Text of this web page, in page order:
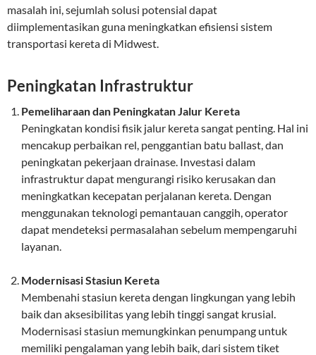
masalah ini, sejumlah solusi potensial dapat
diimplementasikan guna meningkatkan efisiensi sistem
transportasi kereta di Midwest.
Peningkatan Infrastruktur
Pemeliharaan dan Peningkatan Jalur Kereta
Peningkatan kondisi fisik jalur kereta sangat penting. Hal ini
mencakup perbaikan rel, penggantian batu ballast, dan
peningkatan pekerjaan drainase. Investasi dalam
infrastruktur dapat mengurangi risiko kerusakan dan
meningkatkan kecepatan perjalanan kereta. Dengan
menggunakan teknologi pemantauan canggih, operator
dapat mendeteksi permasalahan sebelum mempengaruhi
layanan.
Modernisasi Stasiun Kereta
Membenahi stasiun kereta dengan lingkungan yang lebih
baik dan aksesibilitas yang lebih tinggi sangat krusial.
Modernisasi stasiun memungkinkan penumpang untuk
memiliki pengalaman yang lebih baik, dari sistem tiket